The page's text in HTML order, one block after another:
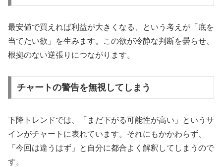
最安値で買えれば利益が大きくなる、という考えが「底を
当てたい欲」を生みます。この欲が冷静な判断を曇らせ、
根拠のない逆張りにつながります。
チャートの警告を無視してしまう
下降トレンドでは、「まだ下がる可能性が高い」というサ
インがチャートに表れています。それにもかかわらず、
「今回は違うはず」と自分に都合よく解釈してしまうので
す。